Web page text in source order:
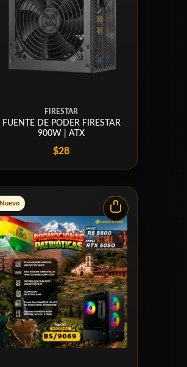
FIRESTAR
FUENTE DE PODER FIRESTAR
900W | ATX
$28
Nuevo